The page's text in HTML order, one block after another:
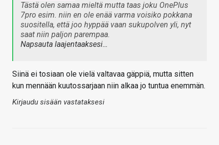
Tästä olen samaa mieltä mutta taas joku OnePlus
7pro esim. niin en ole enää varma voisiko pokkana
suositella, että joo hyppää vaan sukupolven yli, nyt
saat niin paljon parempaa.
Napsauta laajentaaksesi…
Siinä ei tosiaan ole vielä valtavaa gäppiä, mutta sitten
kun mennään kuutossarjaan niin alkaa jo tuntua enemmän.
Kirjaudu sisään vastataksesi